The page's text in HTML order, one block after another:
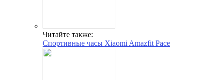
Читайте также:
Спортивные часы Xiaomi Amazfit Pace